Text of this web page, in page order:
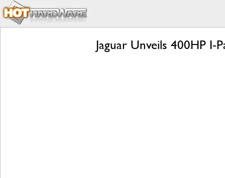
Jaguar Unveils 400HP I-